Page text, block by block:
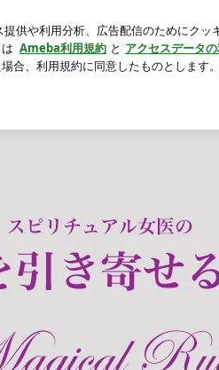
ロン★【アデプトプログラム